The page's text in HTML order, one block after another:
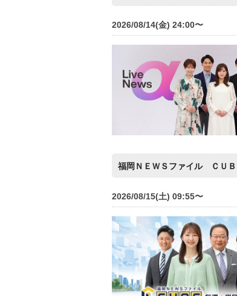
2026/08/14(金) 24:00〜
福岡ＮＥＷＳファイル ＣＵ
2026/08/15(土) 09:55〜